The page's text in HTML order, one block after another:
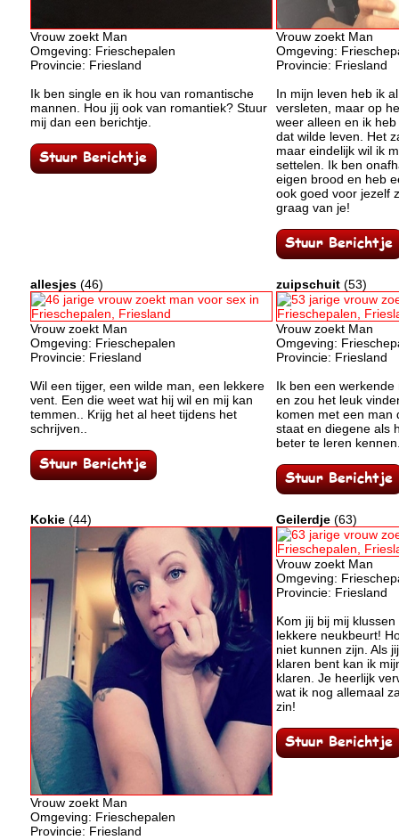
Vrouw zoekt Man
Omgeving: Frieschepalen
Provincie: Friesland
Ik ben single en ik hou van romantische
mannen. Hou jij ook van romantiek? Stuur
mij dan een berichtje.
Vrouw zoekt Man
Omgeving:
Provincie: Friesland
In mijn leven heb ik
versleten, maar op
weer alleen en ik
dat wilde leven. Het
maar eindelijk wil ik
settelen. Ik ben
eigen brood en heb
ook goed voor jezelf
graag van je!
allesjes (46)
Vrouw zoekt Man
Omgeving: Frieschepalen
Provincie: Friesland
Wil een tijger, een wilde man, een lekkere
vent. Een die weet wat hij wil en mij kan
temmen.. Krijg het al heet tijdens het
schrijven..
zuipschuit (53)
Vrouw zoekt Man
Omgeving:
Provincie: Friesland
Ik ben een
en zou het leuk
komen met een man
staat en diegene als
beter te leren
Kokie (44)
Vrouw zoekt Man
Omgeving: Frieschepalen
Provincie: Friesland
Geilerdje (63)
Vrouw zoekt Man
Omgeving:
Provincie: Friesland
Kom jij bij mij
lekkere neukbeurt!
niet kunnen zijn. Als
klaren bent kan ik
klaren. Je heerlijk
wat ik nog allemaal
zin!